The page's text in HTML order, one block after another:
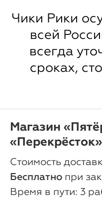
Чики Рики
всей
всегда
сроках,
Магазин
Бесплатно при
3